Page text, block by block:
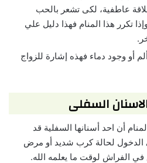
عاطفية، لكى تشعر بالحب
تكرر هذا المنام فهذا دليل علي
أو وجود دماء فهذه إشارة للزواج
السفلى
أن احد أسنانها السفلية قد
لحالة كرب شديد أو مرض
الفراش لوقت ما يعلمه الله.